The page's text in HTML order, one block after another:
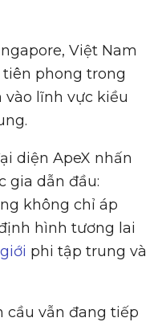
Việt Nam
phong trong
lĩnh vực kiều
diện ApeX nhấn
gia dẫn đầu:
không chỉ áp
hình tương lai
phi tập trung và
cầu vẫn đang tiếp